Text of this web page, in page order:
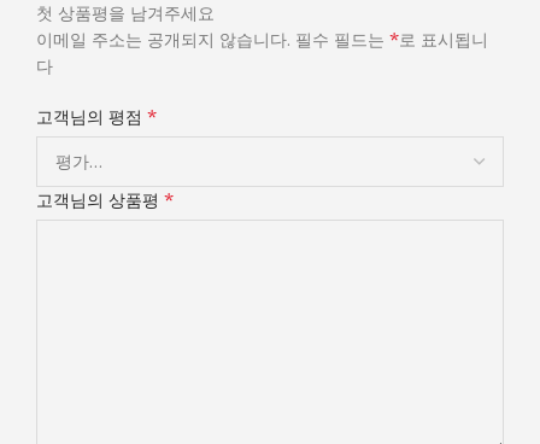
첫 상품평을 남겨주세요
이메일 주소는 공개되지 않습니다. 필수 필드는 *로 표시됩니
다
고객님의 평점 *
고객님의 상품평 *